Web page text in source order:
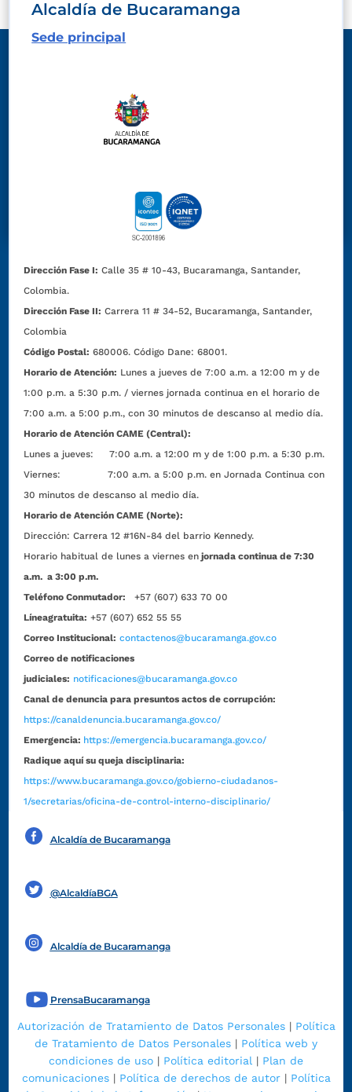
Alcaldía de Bucaramanga
Sede principal
Dirección Fase I: Calle 35 # 10-43, Bucaramanga, Santander,
Colombia.
Dirección Fase II: Carrera 11 # 34-52, Bucaramanga, Santander,
Colombia
Código Postal: 680006. Código Dane: 68001.
Horario de Atención: Lunes a jueves de 7:00 a.m. a 12:00 m y de
1:00 p.m. a 5:30 p.m. / viernes jornada continua en el horario de
7:00 a.m. a 5:00 p.m., con 30 minutos de descanso al medio día.
Horario de Atención CAME (Central):
Lunes a jueves: 7:00 a.m. a 12:00 m y de 1:00 p.m. a 5:30 p.m.
Viernes: 7:00 a.m. a 5:00 p.m. en Jornada Continua con
30 minutos de descanso al medio día.
Horario de Atención CAME (Norte):
Dirección:Carrera 12 #16N-84 del barrio Kennedy.
Horario habitual de lunes a viernes en jornada continua de 7:30
a.m. a 3:00 p.m.
Teléfono Conmutador:
+57 (607) 633 70 00
Líneagratuita: +57 (607) 652 55 55
Correo Institucional: contactenos@bucaramanga.gov.co
Correo de notificaciones
judiciales: notificaciones@bucaramanga.gov.co
Canal de denuncia para presuntos actos de corrupción:
https://canaldenuncia.bucaramanga.gov.co/
Emergencia: https://emergencia.bucaramanga.gov.co/
Radique aquí su queja disciplinaria:
https://www.bucaramanga.gov.co/gobierno-ciudadanos-
1/secretarias/oficina-de-control-interno-disciplinario/
Alcaldía de Bucaramanga
@AlcaldíaBGA
Alcaldía de Bucaramanga
PrensaBucaramanga
Autorización de Tratamiento de Datos Personales| Política
de Tratamiento de Datos Personales | Política web y
condiciones de uso | Política editorial | Plan de
comunicaciones| Política de derechos de autor| Política